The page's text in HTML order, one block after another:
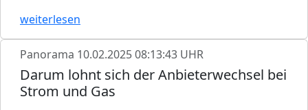
weiterlesen
Panorama 10.02.2025 08:13:43 UHR
Darum lohnt sich der Anbieterwechsel bei
Strom und Gas